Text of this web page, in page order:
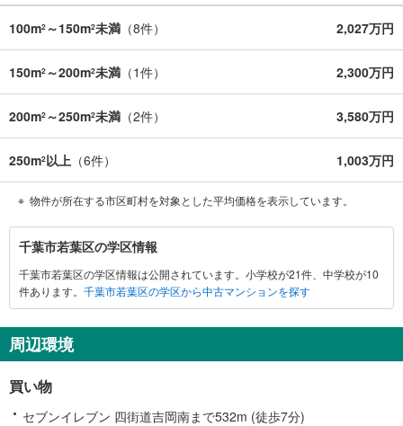
100m2 ～150m2未満 （8件） 2,027万円
150m2 ～200m2未満 （1件） 2,300万円
200m2 ～250m2未満 （2件） 3,580万円
250m2以上 （6件） 1,003万円
物件が所在する市区町村を対象とした平均価格を表示しています。
千
葉
市
若
区
に
す
る
千葉市若葉区の学区情報
千葉市若葉区の学区情報は公開されています。小学校が21件、中学校が10
件あります。 千葉市若葉区の学区から中古マンションを探す
周辺環境
買い物
セブンイレブン 四街道吉岡南まで532m (徒歩7分)